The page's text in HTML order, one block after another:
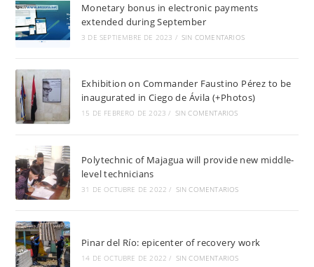
Monetary bonus in electronic payments
extended during September
3 DE SEPTIEMBRE DE 2023 / SIN COMENTARIOS
Exhibition on Commander Faustino Pérez to be
inaugurated in Ciego de Ávila (+Photos)
15 DE FEBRERO DE 2023 / SIN COMENTARIOS
Polytechnic of Majagua will provide new middle-
level technicians
31 DE OCTUBRE DE 2022 / SIN COMENTARIOS
Pinar del Río: epicenter of recovery work
14 DE OCTUBRE DE 2022 / SIN COMENTARIOS